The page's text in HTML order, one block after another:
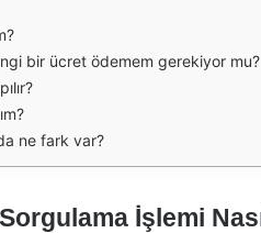
bir ücret ödemem gerekiyor mu?
ne fark var?
İşlemi